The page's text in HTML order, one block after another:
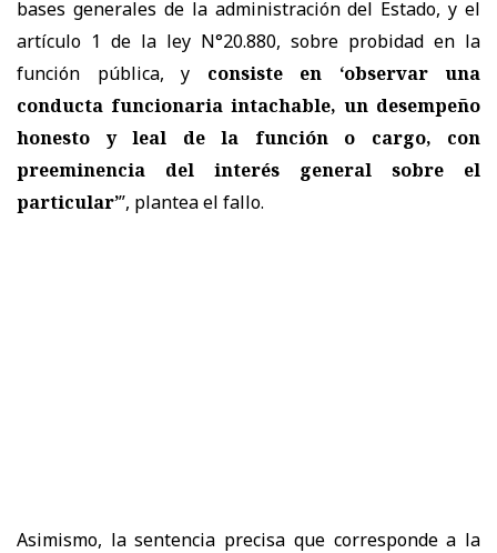
bases generales de la administración del Estado, y el
artículo 1 de la ley N°20.880, sobre probidad en la
función pública, y consiste en ‘observar una
conducta funcionaria intachable, un desempeño
honesto y leal de la función o cargo, con
preeminencia del interés general sobre el
particular’”, plantea el fallo.
Asimismo, la sentencia precisa que corresponde a la